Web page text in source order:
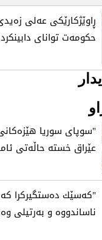
ڕاوێژکارێکی عەلی
حکومەت توانای
"سوپای‌ سوریا
عێراق خسته‌ حاڵه‌تی‌
"كه‌سێك ده‌ستگیركرا
ناساندووه‌ و به‌رتیلی‌